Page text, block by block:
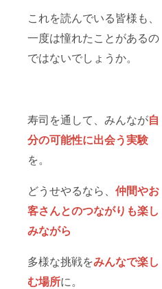
これを読んでいる皆様も、
一度は憧れたことがあるの
ではないでしょうか。
寿司を通して、みんなが自
分の可能性に出会う実験
を。
どうせやるなら、 仲間やお
客さんとのつながりも楽し
みながら
多様な挑戦をみんなで楽し
む場所に。